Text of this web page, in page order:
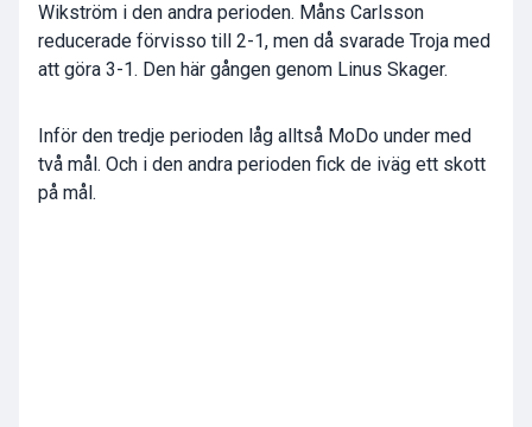
Wikström i den andra perioden. Måns Carlsson
reducerade förvisso till 2-1, men då svarade Troja med
att göra 3-1. Den här gången genom Linus Skager.
Inför den tredje perioden låg alltså MoDo under med
två mål. Och i den andra perioden fick de iväg ett skott
på mål.